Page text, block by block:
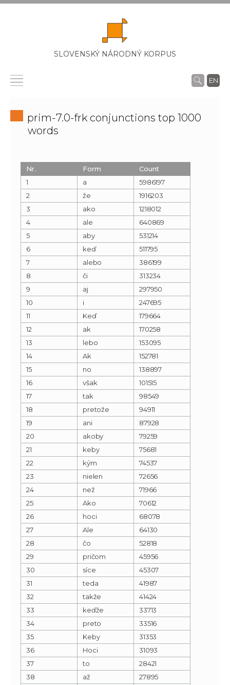
SLOVENSKÝ NÁRODNÝ KORPUS
EN
prim-7.0-frk conjunctions top 1000
words
Nr. Form
Count
1
a
5986197
2
že
1916203
3
ako
1218012
4
ale
640869
5
aby
531214
6
keď
511795
7
alebo
386199
8
či
313234
9
aj
297950
10
i
247695
11
Keď
179664
12
ak
170258
13
lebo
153095
14
Ak
152781
15
no
138897
16
však
101515
17
tak
98549
18
pretože
94911
19
ani
87928
20
akoby
79259
21
keby
75681
22
kým
74537
23
nielen
72656
24
než
71966
25
Ako
70612
26
hoci
68078
27
Ale
64130
28
čo
52818
29
pričom
45956
30
síce
45307
31
teda
41987
32
takže
41424
33
keďže
33713
34
preto
33516
35
Keby
31353
36
Hoci
31093
37
to
28421
38
až
27895